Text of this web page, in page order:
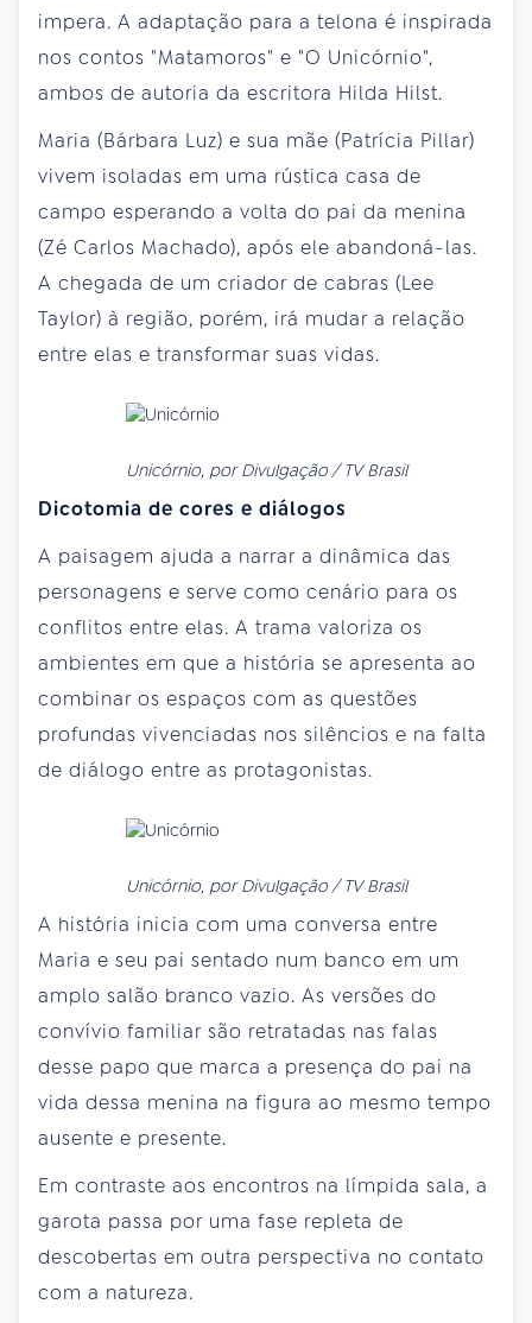
impera. A adaptação para a telona é inspirada
nos contos "Matamoros" e "O Unicórnio",
ambos de autoria da escritora Hilda Hilst.
Maria (Bárbara Luz) e sua mãe (Patrícia Pillar)
vivem isoladas em uma rústica casa de
campo esperando a volta do pai da menina
(Zé Carlos Machado), após ele abandoná-las.
A chegada de um criador de cabras (Lee
Taylor) à região, porém, irá mudar a relação
entre elas e transformar suas vidas.
Unicórnio, por Divulgação / TV Brasil
Dicotomia de cores e diálogos
A paisagem ajuda a narrar a dinâmica das
personagens e serve como cenário para os
conflitos entre elas. A trama valoriza os
ambientes em que a história se apresenta ao
combinar os espaços com as questões
profundas vivenciadas nos silêncios e na falta
de diálogo entre as protagonistas.
Unicórnio, por Divulgação / TV Brasil
A história inicia com uma conversa entre
Maria e seu pai sentado num banco em um
amplo salão branco vazio. As versões do
convívio familiar são retratadas nas falas
desse papo que marca a presença do pai na
vida dessa menina na figura ao mesmo tempo
ausente e presente.
Em contraste aos encontros na límpida sala, a
garota passa por uma fase repleta de
descobertas em outra perspectiva no contato
com a natureza.